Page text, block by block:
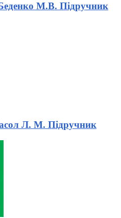
М.В. Підручник
Л. М. Підручник